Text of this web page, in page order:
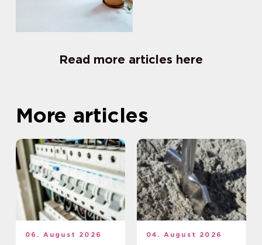
Read more articles here
More articles
06. August 2026 04. August 2026